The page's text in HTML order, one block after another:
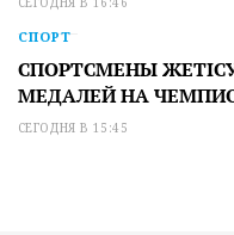
СПОРТ
СПОРТСМЕНЫ
МЕДАЛЕЙ НА
СЕГОДНЯ В 15:45